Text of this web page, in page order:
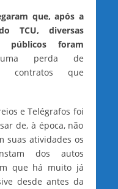
que, após a
TCU, diversas
públicos foram
perda de
contratos que
e Telégrafos foi
de, à época, não
suas atividades os
dos autos
que há muito já
desde antes da